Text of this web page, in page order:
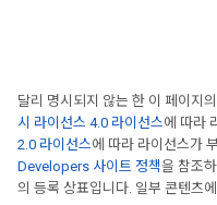
달리 명시되지 않는 한 이 페이지
시 라이선스 4.0 라이선스에 따라
2.0 라이선스에 따라 라이선스가
Developers 사이트 정책을 참조
의 등록 상표입니다. 일부 콘텐츠